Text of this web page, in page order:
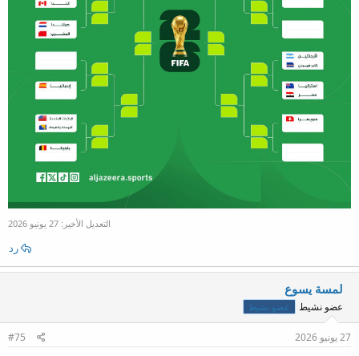
التعديل الأخير: 27 يونيو 2026
رد
لمسة يسوع
عضو نشيط عضو نشيط
27 يونيو 2026 #75